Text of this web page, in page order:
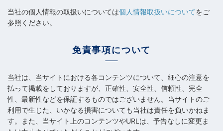
当社の個人情報の取扱いについては個人情報取扱いについてをご
参照ください。
免責事項について
当社は、当サイトにおける各コンテンツについて、細心の注意を
払って掲載をしておりますが、正確性、安全性、信頼性、完全
性、最新性などを保証するものではございません。当サイトのご
利用で生じた、いかなる損害についても当社は責任を負いかねま
す。また、当サイト上のコンテンツやURLは、予告なしに変更ま